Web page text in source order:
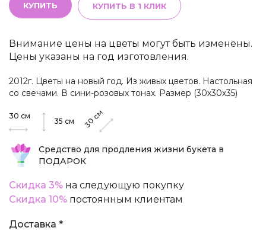
КУПИТЬ КУПИТЬ В 1 КЛИК
Внимание цены на цветы могут быть изменены.
Цены указаны на год изготовления.
2012г. Цветы на новый год. Из живых цветов. Настольная
со свечами. В сини-розовых тонах. Размер (30х30х35)
30 см
35 см 30
см
Средство для продления жизни букета в
ПОДАРОК
Скидка 3% на следующую покупку
Скидка 10% постоянным клиентам
Доставка *